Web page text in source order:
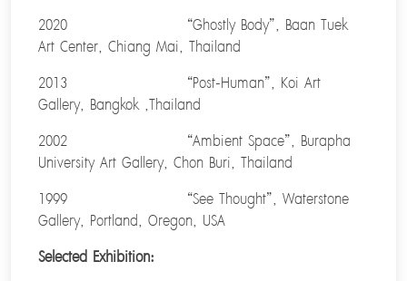
2020 “Ghostly Body”, Baan Tuek
Art Center, Chiang Mai, Thailand
2013 “Post-Human”, Koi Art
Gallery, Bangkok ,Thailand
2002 “Ambient Space”, Burapha
University Art Gallery, Chon Buri, Thailand
1999 “See Thought”, Waterstone
Gallery, Portland, Oregon, USA
Selected Exhibition: